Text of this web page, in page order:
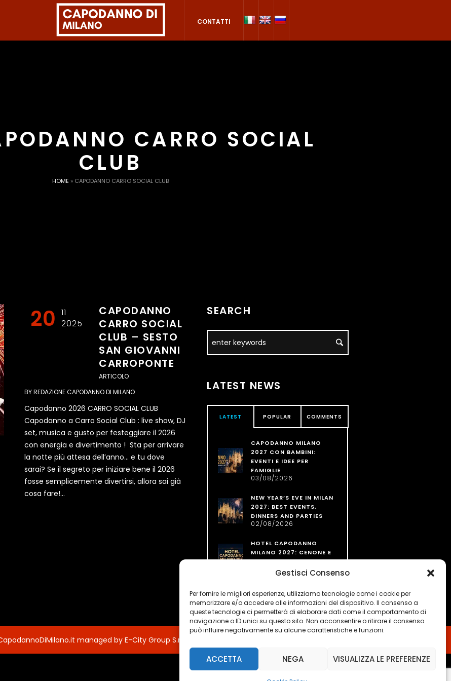
Gestisci Consenso
Per fornire le migliori esperienze, utilizziamo tecnologie come i cookie per
memorizzare e/o accedere alle informazioni del dispositivo. Il consenso a
queste tecnologie ci permetterà di elaborare dati come il comportamento di
navigazione o ID unici su questo sito. Non acconsentire o ritirare il consenso
può influire negativamente su alcune caratteristiche e funzioni.
ACCETTA NEGA VISUALIZZA LE PREFERENZE
CONTATTI
CARRO SOCIAL
CLUB
HOME » CAPODANNO CARRO SOCIAL CLUB
20 11
2025
CAPODANNO
CARRO SOCIAL
CLUB – SESTO
SAN GIOVANNI
CARROPONTE
ARTICOLO
BYREDAZIONE CAPODANNO DI MILANO
Capodanno 2026 CARRO SOCIAL CLUB
Capodanno a Carro Social Club : live show, DJ
set, musica e gusto per festeggiare il 2026
con energia e divertimento ! Sta per arrivare
la notte più attesa dell’anno… e tu dove
sarai? Se il segreto per iniziare bene il 2026
fosse semplicemente divertirsi, allora sai già
cosa fare!...
SEARCH
LATEST NEWS
LATEST POPULAR COMMENTS
CAPODANNO MILANO
2027 CON BAMBINI:
EVENTI E IDEE PER
FAMIGLIE
03/08/2026
NEW YEAR’S EVE IN MILAN
2027: BEST EVENTS,
DINNERS AND PARTIES
02/08/2026
HOTEL CAPODANNO
MILANO 2027: CENONE E
PERNOTTAMENTO
02/08/2026
managed by E-City Group S.r.l.